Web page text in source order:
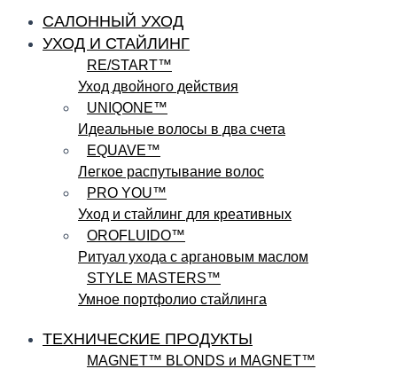
САЛОННЫЙ УХОД
УХОД И СТАЙЛИНГ
RE/START™
Уход двойного действия
UNIQONE™
Идеальные волосы в два счета
EQUAVE™
Легкое распутывание волос
PRO YOU™
Уход и стайлинг для креативных
OROFLUIDO™
Ритуал ухода с аргановым маслом
STYLE MASTERS™
Умное портфолио стайлинга
ТЕХНИЧЕСКИЕ ПРОДУКТЫ
MAGNET™ BLONDS и MAGNET™